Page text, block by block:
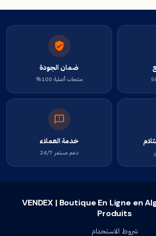
ضمان الجودة
منتجات أصلية 100%
خدمة العملاء
دعم مستمر 24/7
VENDEX | Boutique En Ligne en
Produits
شروط الاستخدام